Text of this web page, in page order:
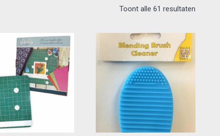
Toont alle 61 resultaten